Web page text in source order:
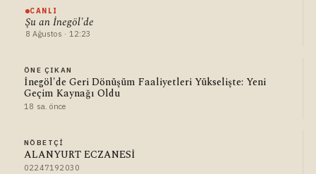
CANLI
Şu an İnegöl'de
8 Ağustos · 12:23
ÖNE ÇIKAN
İnegöl'de Geri Dönüşüm Faaliyetleri Yükselişte: Yeni
Geçim Kaynağı Oldu
18 sa. önce
NÖBETÇI
ALANYURT ECZANESİ
02247192030